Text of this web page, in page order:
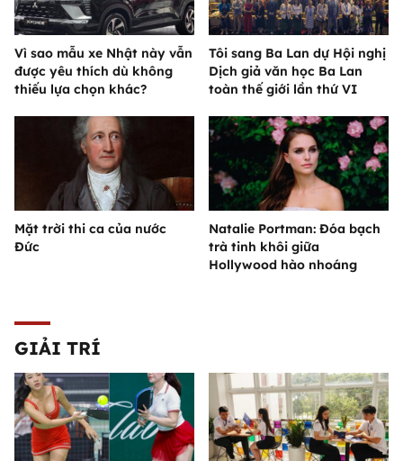
Vì sao mẫu xe Nhật này vẫn
được yêu thích dù không
thiếu lựa chọn khác?
Tôi sang Ba Lan dự Hội nghị
Dịch giả văn học Ba Lan
toàn thế giới lần thứ VI
Mặt trời thi ca của nước
Đức
Natalie Portman: Đóa bạch
trà tinh khôi giữa
Hollywood hào nhoáng
GIẢI TRÍ